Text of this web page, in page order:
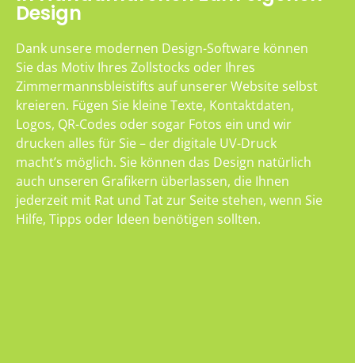
Design
Dank unsere modernen Design-Software können
Sie das Motiv Ihres Zollstocks oder Ihres
Zimmermannsbleistifts auf unserer Website selbst
kreieren. Fügen Sie kleine Texte, Kontaktdaten,
Logos, QR-Codes oder sogar Fotos ein und wir
drucken alles für Sie – der digitale UV-Druck
macht’s möglich. Sie können das Design natürlich
auch unseren Grafikern überlassen, die Ihnen
jederzeit mit Rat und Tat zur Seite stehen, wenn Sie
Hilfe, Tipps oder Ideen benötigen sollten.